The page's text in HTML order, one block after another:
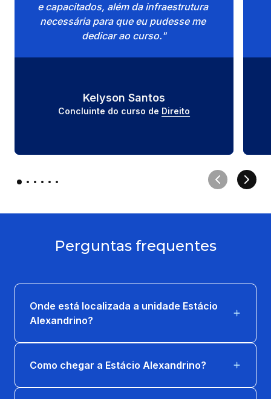
e capacitados, além da infraestrutura
necessária para que eu pudesse me
dedicar ao curso."
Kelyson Santos
Concluinte do curso de Direito
Perguntas frequentes
Onde está localizada a unidade Estácio
Alexandrino?
Como chegar a Estácio Alexandrino?